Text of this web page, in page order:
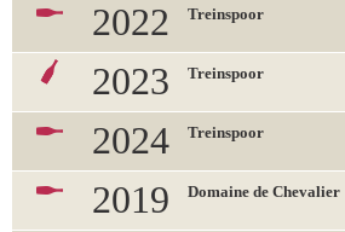
2022 Treinspoor
2023 Treinspoor
2024 Treinspoor
2019 Domaine de Chevalier